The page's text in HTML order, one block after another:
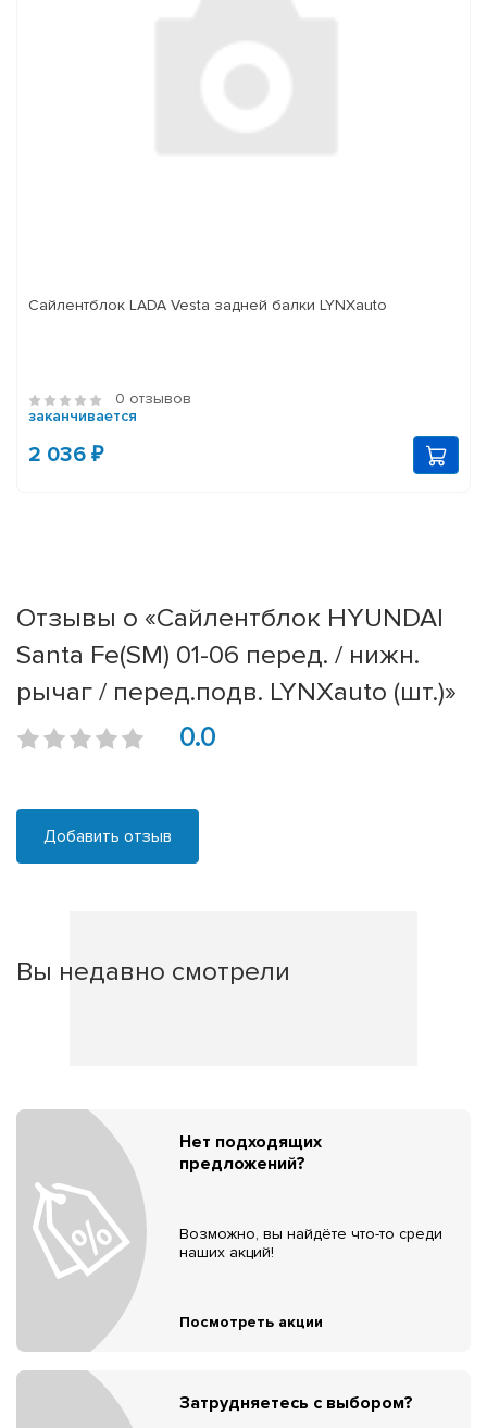
Сайлентблок LADA Vesta задней балки LYNXauto
0 отзывов
заканчивается
2 036 ₽
Отзывы о «Сайлентблок HYUNDAI
Santa Fe(SM) 01-06 перед. / нижн.
рычаг / перед.подв. LYNXauto (шт.)»
0.0
Добавить отзыв
Вы недавно смотрели
Нет подходящих
предложений?
Возможно, вы найдёте что-то среди
наших акций!
Посмотреть акции
Затрудняетесь с выбором?